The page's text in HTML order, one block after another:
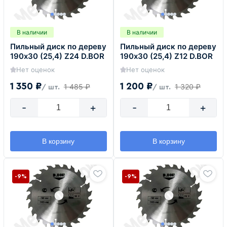
В наличии
Пильный диск по дереву
190х30 (25,4) Z24 D.BOR
Нет оценок
1 350 ₽/ шт. 1 485 ₽
- +
В корзину
В наличии
Пильный диск по дереву
190х30 (25,4) Z12 D.BOR
Нет оценок
1 200 ₽/ шт. 1 320 ₽
- +
В корзину
-9% -9%